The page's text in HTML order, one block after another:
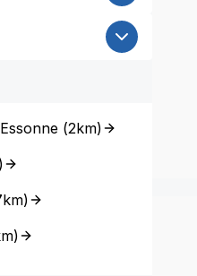
(2km)
)
)